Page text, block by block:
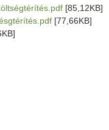
[85,12KB]
[77,66KB]